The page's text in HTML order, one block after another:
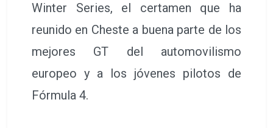
Winter Series, el certamen que ha
reunido en Cheste a buena parte de los
mejores GT del automovilismo
europeo y a los jóvenes pilotos de
Fórmula 4.